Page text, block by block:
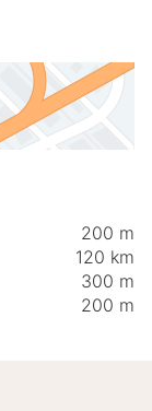
200 m
120 km
300 m
200 m